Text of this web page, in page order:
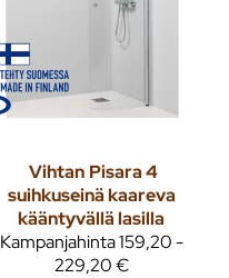
Vihtan Pisara 4
suihkuseinä kaareva
kääntyvällä lasilla
Kampanjahinta159,20 -
229,20 €